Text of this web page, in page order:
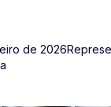
de 2026